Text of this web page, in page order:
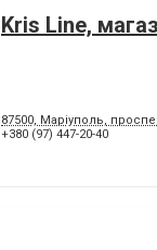
Kris Line,
87500, Маріуполь,
+380 (97) 447-20-40